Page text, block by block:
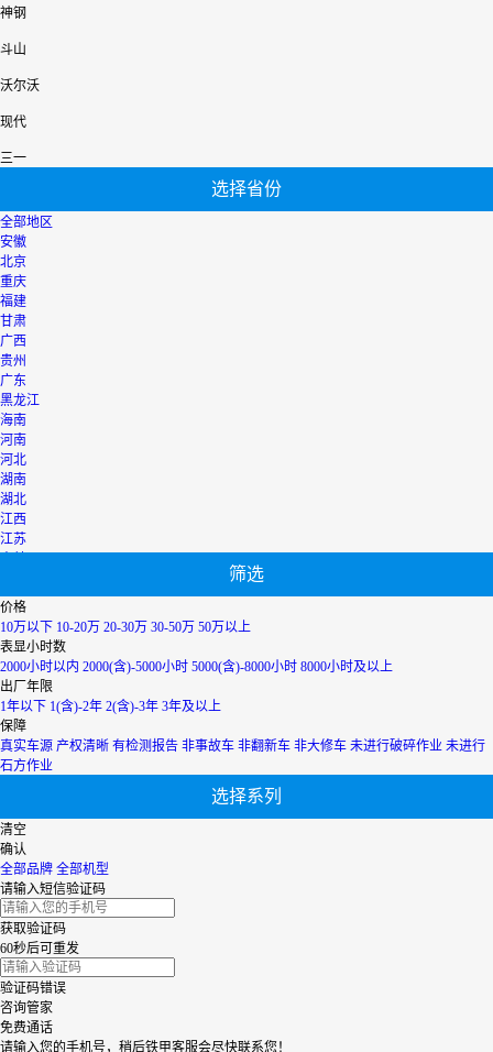
神钢
斗山
沃尔沃
现代
三一
选择省份
全部地区
安徽
北京
重庆
福建
甘肃
广西
贵州
广东
黑龙江
海南
河南
河北
湖南
湖北
江西
江苏
宁夏
内蒙古
青海
上海
陕西
山西
山东
四川
天津
台湾
新疆
香港
云南
浙江
筛选
价格
10万以下 10-20万 20-30万 30-50万 50万以上
表显小时数
2000小时以内 2000(含)-5000小时 5000(含)-8000小时 8000小时及以上
出厂年限
1年以下 1(含)-2年 2(含)-3年 3年及以上
保障
真实车源 产权清晰 有检测报告 非事故车 非翻新车 非大修车 未进行破碎作业 未进行
石方作业
选择系列
清空
确认
全部品牌 全部机型
请输入短信验证码
获取验证码
60秒后可重发
验证码错误
咨询管家
免费通话
请输入您的手机号，稍后铁甲客服会尽快联系您！